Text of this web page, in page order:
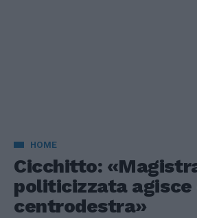
HOME
Cicchitto:
politicizzata
centrodestra»